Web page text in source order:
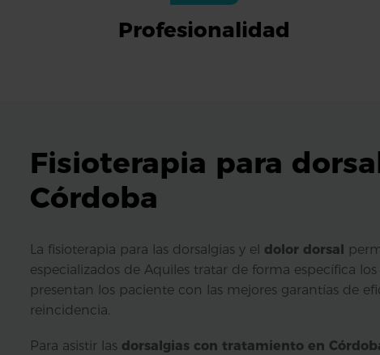
Profesionalidad
Fisioterapia para
Córdoba
La fisioterapia para las dorsalgias y el dolor dorsal
especializados de Aquiles tratar de forma específica
presentan los paciente con las mejores garantías de
reincidencia.
Para asistir las dorsalgias con tratamiento en